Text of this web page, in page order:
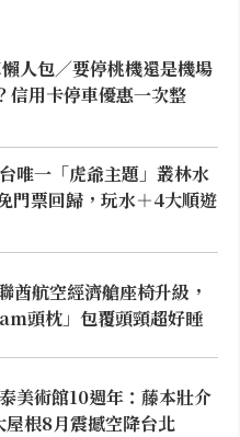
人包／要停桃機還是機場
信用卡停車優惠一次整
唯一「虎爺主題」叢林水
門票回歸，玩水＋4大順遊
酋航空經濟艙座椅升級，
頭枕」包覆頭頸超好睡
美術館10週年：藤本壯介
根8月震撼空降台北